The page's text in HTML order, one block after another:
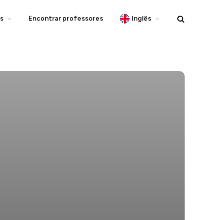
Encontrar professores Inglês